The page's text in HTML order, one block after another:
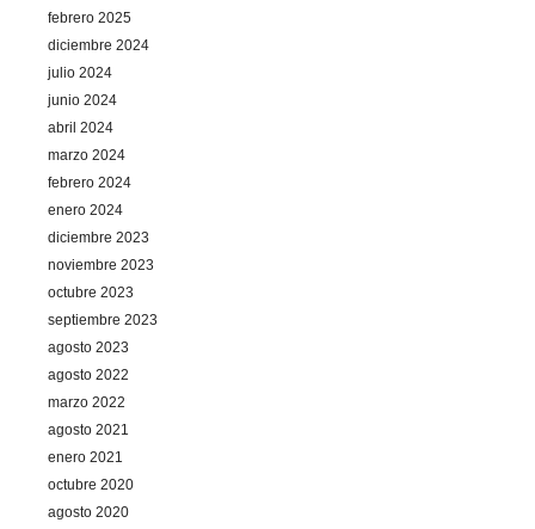
febrero 2025
diciembre 2024
julio 2024
junio 2024
abril 2024
marzo 2024
febrero 2024
enero 2024
diciembre 2023
noviembre 2023
octubre 2023
septiembre 2023
agosto 2023
agosto 2022
marzo 2022
agosto 2021
enero 2021
octubre 2020
agosto 2020